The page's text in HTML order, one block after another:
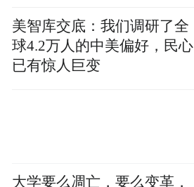
美智库交底：我们调研了全
球4.2万人的中美偏好，民心
已有惊人巨变
大学要么凋亡，要么变革，